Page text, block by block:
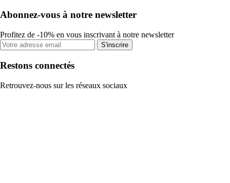
Abonnez-vous à notre newsletter
Profitez de -10% en vous inscrivant à notre newsletter
S'inscrire
Restons connectés
Retrouvez-nous sur les réseaux sociaux